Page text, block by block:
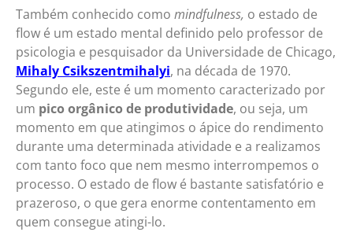
Também conhecido como mindfulness, o estado de
flow é um estado mental definido pelo professor de
psicologia e pesquisador da Universidade de Chicago,
Mihaly Csikszentmihalyi, na década de 1970.
Segundo ele, este é um momento caracterizado por
um pico orgânico de produtividade, ou seja, um
momento em que atingimos o ápice do rendimento
durante uma determinada atividade e a realizamos
com tanto foco que nem mesmo interrompemos o
processo. O estado de flow é bastante satisfatório e
prazeroso, o que gera enorme contentamento em
quem consegue atingi-lo.